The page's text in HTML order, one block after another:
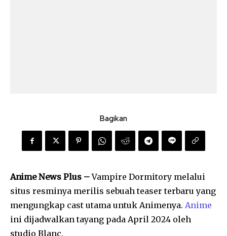
Bagikan
Anime News Plus –Vampire Dormitory melalui
situs resminya merilis sebuah teaser terbaru yang
mengungkap cast utama untuk Animenya. Anime
ini dijadwalkan tayang pada April 2024 oleh
studio Blanc.